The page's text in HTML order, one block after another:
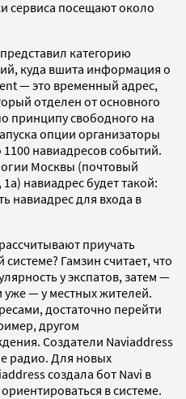
сервиса посещают около
категорию
куда вшита информация о
— это временный адрес,
отделен от основного
принципу свободного на
опции организаторы
навиадресов событий.
Москвы (почтовый
навиадрес будет такой:
навиадрес для входа в
приучать
Гамзин считает, что
у экспатов, затем —
уже — у местных жителей.
достаточно перейти
другом
Создатели Naviaddress
радио. Для новых
создала бот Navi в
в системе.